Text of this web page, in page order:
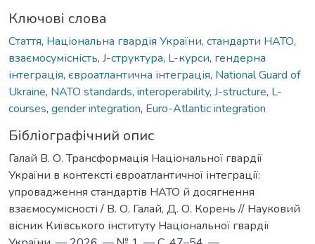
Ключові слова
Стаття, Національна гвардія України, стандарти НАТО,
взаємосумісність, J-структура, L-курси, гендерна
інтеграція, євроатлантична інтеграція, National Guard of
Ukraine, NATO standards, interoperability, J-structure, L-
courses, gender integration, Euro-Atlantic integration
Бібліографічний опис
Галай В. О. Трансформація Національної гвардії
України в контексті євроатлантичної інтеграції:
упровадження стандартів НАТО й досягнення
взаємосумісності / В. О. Галай, Д. О. Корень // Науковий
вісник Київського інституту Національної гвардії